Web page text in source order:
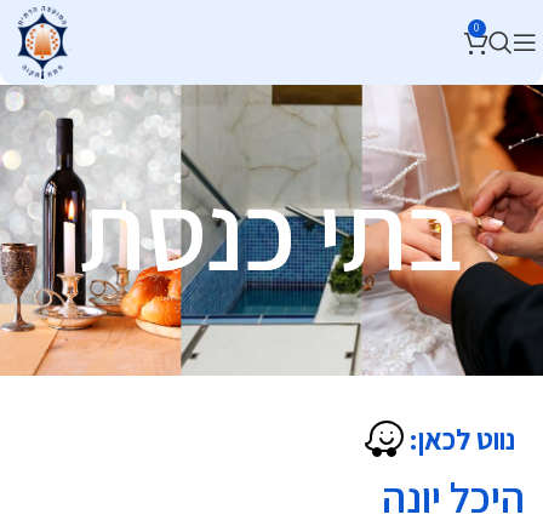
0
בתי כנסת
נווט לכאן:
היכל יונה